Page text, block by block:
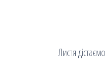
Листя